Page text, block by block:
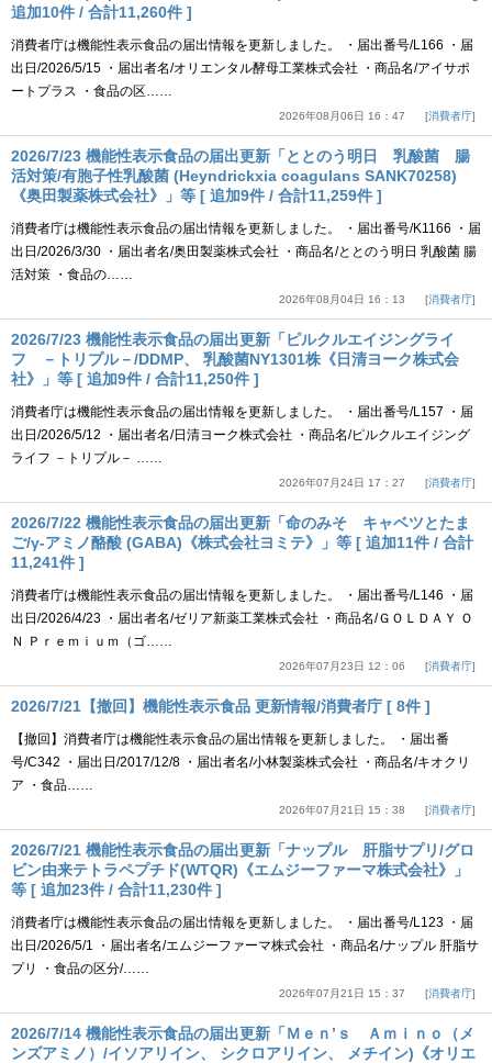
追加10件 / 合計11,260件 ]
消費者庁は機能性表示食品の届出情報を更新しました。 ・届出番号/L166 ・届
出日/2026/5/15 ・届出者名/オリエンタル酵母工業株式会社 ・商品名/アイサポ
ートプラス ・食品の区……
2026年08月06日 16：47 消費者庁
2026/7/23 機能性表示食品の届出更新「ととのう明日 乳酸菌 腸
活対策/有胞子性乳酸菌 (Heyndrickxia coagulans SANK70258)
《奥田製薬株式会社》」等 [ 追加9件 / 合計11,259件 ]
消費者庁は機能性表示食品の届出情報を更新しました。 ・届出番号/K1166 ・届
出日/2026/3/30 ・届出者名/奥田製薬株式会社 ・商品名/ととのう明日 乳酸菌 腸
活対策 ・食品の……
2026年08月04日 16：13 消費者庁
2026/7/23 機能性表示食品の届出更新「ピルクルエイジングライ
フ －トリプル－/DDMP、 乳酸菌NY1301株《日清ヨーク株式会
社》」等 [ 追加9件 / 合計11,250件 ]
消費者庁は機能性表示食品の届出情報を更新しました。 ・届出番号/L157 ・届
出日/2026/5/12 ・届出者名/日清ヨーク株式会社 ・商品名/ピルクルエイジング
ライフ －トリプル－ ……
2026年07月24日 17：27 消費者庁
2026/7/22 機能性表示食品の届出更新「命のみそ キャベツとたま
ご/γ-アミノ酪酸 (GABA)《株式会社ヨミテ》」等 [ 追加11件 / 合計
11,241件 ]
消費者庁は機能性表示食品の届出情報を更新しました。 ・届出番号/L146 ・届
出日/2026/4/23 ・届出者名/ゼリア新薬工業株式会社 ・商品名/ＧＯＬＤＡＹ Ｏ
Ｎ Ｐｒｅｍｉｕｍ（ゴ……
2026年07月23日 12：06 消費者庁
2026/7/21【撤回】機能性表示食品 更新情報/消費者庁 [ 8件 ]
【撤回】消費者庁は機能性表示食品の届出情報を更新しました。 ・届出番
号/C342 ・届出日/2017/12/8 ・届出者名/小林製薬株式会社 ・商品名/キオクリ
ア ・食品……
2026年07月21日 15：38 消費者庁
2026/7/21 機能性表示食品の届出更新「ナップル 肝脂サプリ/グロ
ビン由来テトラペプチド(WTQR)《エムジーファーマ株式会社》」
等 [ 追加23件 / 合計11,230件 ]
消費者庁は機能性表示食品の届出情報を更新しました。 ・届出番号/L123 ・届
出日/2026/5/1 ・届出者名/エムジーファーマ株式会社 ・商品名/ナップル 肝脂サ
プリ ・食品の区分/……
2026年07月21日 15：37 消費者庁
2026/7/14 機能性表示食品の届出更新「Ｍｅｎ’ｓ Ａｍｉｎｏ（メ
ンズアミノ）/イソアリイン、 シクロアリイン、 メチイン)《オリエ